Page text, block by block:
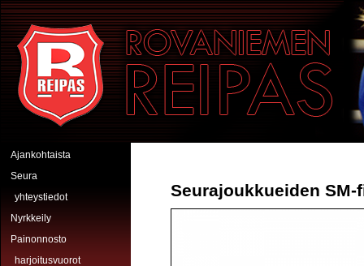
Hyppää pääsisältöön
Rovaniemen Reipas
Ajankohtaista
Seura
yhteystiedot
Nyrkkeily
Painonnosto
harjoitusvuorot
Seurajoukkueiden